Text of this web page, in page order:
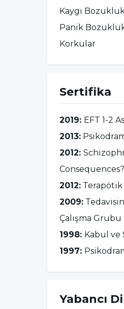
Kaygı
Panik
Korkular
Sertifika
2019: EFT 1-2
2013:
2012:
2012:
2009:
Çalışma
1998: Kabul ve
1997:
Yabancı